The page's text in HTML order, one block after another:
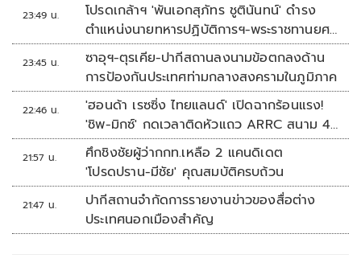
23:49 น.
โปรดเกล้าฯ 'พันเอกสุภัทร ชูตินันทน์' ดำรง
ตำแหน่งนายทหารปฏิบัติการฯ-พระราชทานยศ
'พลตรี'
23:45 น.
ซาอุฯ-ตุรเคีย-ปากีสถานลงนามข้อตกลงด้าน
การป้องกันประเทศท่ามกลางสงครามในภูมิภาค
22:46 น.
'ฮอนด้า เรซซิ่ง ไทยแลนด์' เปิดฉากร้อนแรง!
'ชิพ-มิกซ์' กดเวลาติดหัวแถว ARRC สนาม 4
ที่มัลดาลิกา
21:57 น.
ศึกชิงชัยผู้ว่ากกท.เหลือ 2 แคนดิเดต
'โปรดปราน-มีชัย' คุณสมบัติครบถ้วน
21:47 น.
ปากีสถานจำกัดการรายงานข่าวของสื่อต่าง
ประเทศนอกเมืองสำคัญ